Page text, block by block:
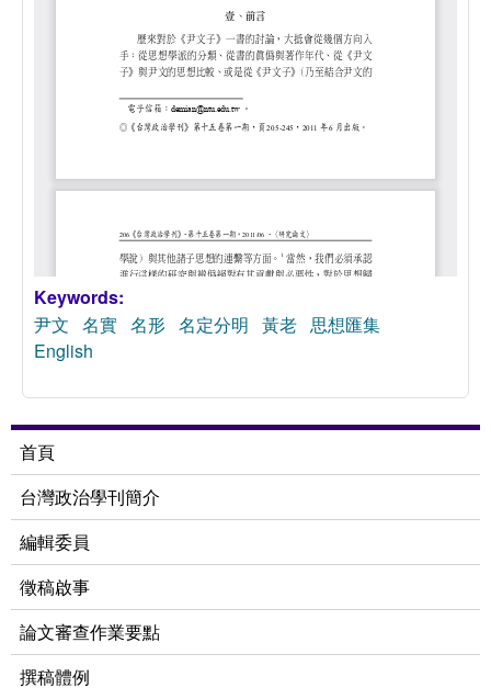
Keywords:
尹文 名實 名形 名定分明 黃老 思想匯集
English
首頁
台灣政治學刊簡介
編輯委員
徵稿啟事
論文審查作業要點
撰稿體例